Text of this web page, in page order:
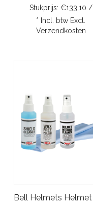
Stukprijs: €133,10 /
* Incl. btw Excl.
Verzendkosten